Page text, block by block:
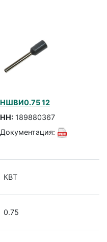
НШВИ0.75 12
НН:189880367
Документация:
КВТ
0.75